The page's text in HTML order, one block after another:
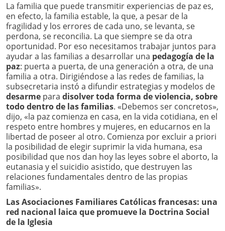
La familia que puede transmitir experiencias de paz es,
en efecto, la familia estable, la que, a pesar de la
fragilidad y los errores de cada uno, se levanta, se
perdona, se reconcilia. La que siempre se da otra
oportunidad. Por eso necesitamos trabajar juntos para
ayudar a las familias a desarrollar una pedagogía de la
paz: puerta a puerta, de una generación a otra, de una
familia a otra. Dirigiéndose a las redes de familias, la
subsecretaria instó a difundir estrategias y modelos de
desarme para disolver toda forma de violencia, sobre
todo dentro de las familias. «Debemos ser concretos»,
dijo, «la paz comienza en casa, en la vida cotidiana, en el
respeto entre hombres y mujeres, en educarnos en la
libertad de poseer al otro. Comienza por excluir a priori
la posibilidad de elegir suprimir la vida humana, esa
posibilidad que nos dan hoy las leyes sobre el aborto, la
eutanasia y el suicidio asistido, que destruyen las
relaciones fundamentales dentro de las propias
familias».
Las Asociaciones Familiares Católicas francesas: una
red nacional laica que promueve la Doctrina Social
de la Iglesia